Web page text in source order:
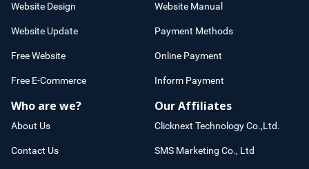
Website Design
Website Update
Free Website
Free E-Commerce
Website Manual
Payment Methods
Online Payment
Inform Payment
Who are we?
About Us
Contact Us
Our Affiliates
Clicknext Technology Co.,Ltd.
SMS Marketing Co., Ltd